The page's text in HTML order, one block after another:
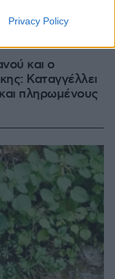
Privacy Policy
και ο
Καταγγέλλει
πληρωμένους